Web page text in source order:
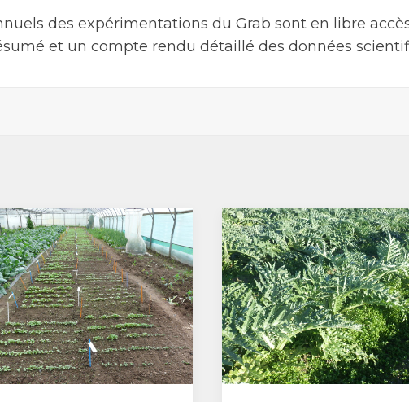
des expérimentations du Grab sont en libre
et un compte rendu détaillé des données